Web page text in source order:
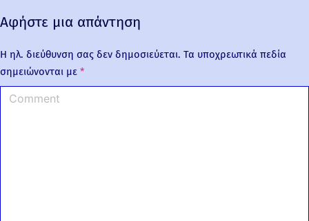
Αφήστε μια απάντηση
Η ηλ. διεύθυνση σας δεν δημοσιεύεται. Τα υποχρεωτικά πεδία
σημειώνονται με *